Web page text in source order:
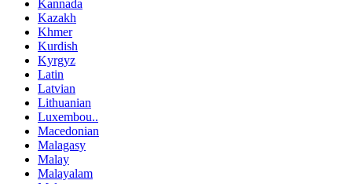
Kannada
Kazakh
Khmer
Kurdish
Kyrgyz
Latin
Latvian
Lithuanian
Luxembou..
Macedonian
Malagasy
Malay
Malayalam